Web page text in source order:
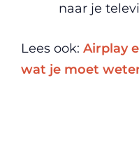
naar je
Lees ook: Airplay
wat je moet